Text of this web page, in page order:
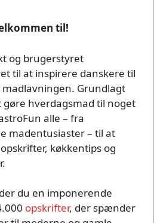
til!
og brugerstyret
til at inspirere danskere til
Grundlagt
gøre hverdagsmad til noget
alle – fra
madentusiaster – til at
køkkentips og
du en imponerende
opskrifter, der spænder